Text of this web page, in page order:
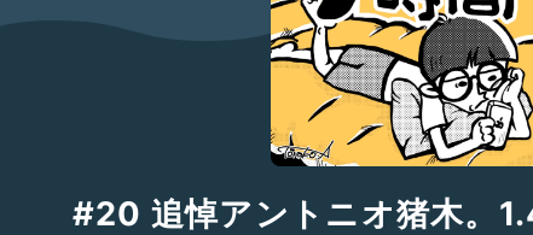
#20 追悼アントニオ猪木。